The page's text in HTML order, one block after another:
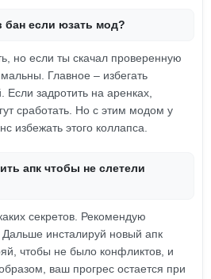
бан если юзать мод?
но если ты скачал проверенную
Главное – избегать
Если задротить на аренках,
сработать. Но с этим модом у
избежать этого коллапса.
апк чтобы не слетели
секретов. Рекомендую
Дальше инсталируй новый апк
чтобы не было конфликтов, и
ваш прогрес остается при